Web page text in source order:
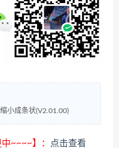
小成条状(V2.01.00)
~~~~】： 点击查看